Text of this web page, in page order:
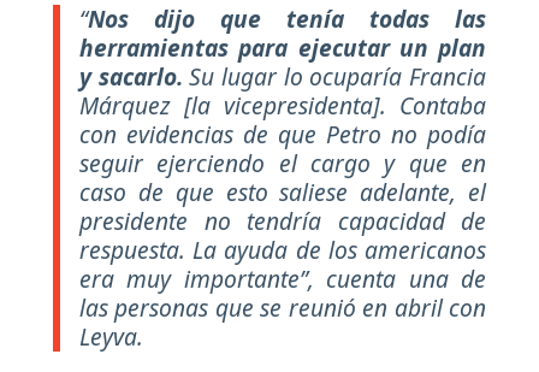
“Nos dijo que tenía todas las
herramientas para ejecutar un plan
y sacarlo. Su lugar lo ocuparía Francia
Márquez [la vicepresidenta]. Contaba
con evidencias de que Petro no podía
seguir ejerciendo el cargo y que en
caso de que esto saliese adelante, el
presidente no tendría capacidad de
respuesta. La ayuda de los americanos
era muy importante”, cuenta una de
las personas que se reunió en abril con
Leyva.